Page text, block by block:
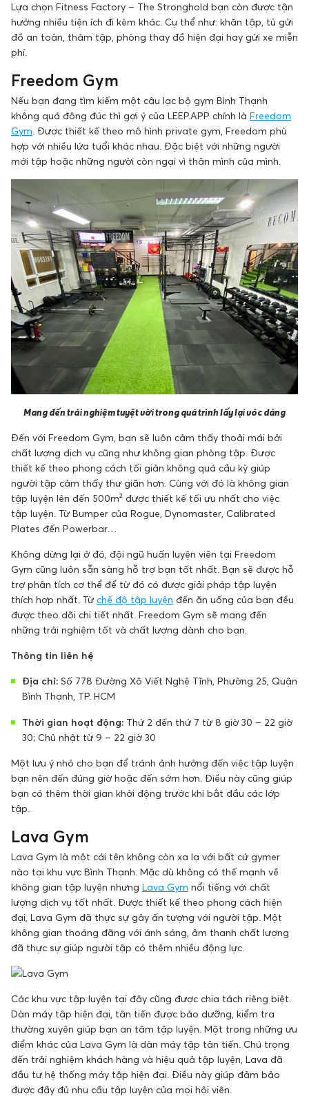
Lựa chọn Fitness Factory – The Stronghold bạn còn được tận
hưởng nhiều tiện ích đi kèm khác. Cụ thể như: khăn tập, tủ gửi
đồ an toàn, thảm tập, phòng thay đồ hiện đại hay gửi xe miễn
phí.
Freedom Gym
Nếu bạn đang tìm kiếm một câu lạc bộ gym Bình Thạnh
không quá đông đúc thì gợi ý của LEEP.APP chính là Freedom
Gym . Được thiết kế theo mô hình private gym, Freedom phù
hợp với nhiều lứa tuổi khác nhau. Đặc biệt với những người
mới tập hoặc những người còn ngại vì thân mình của mình.
Mang đến trải nghiệm tuyệt vời trong quá trình lấy lại vóc dáng
Đến với Freedom Gym, bạn sẽ luôn cảm thấy thoải mái bởi
chất lượng dịch vụ cũng như không gian phòng tập. Được
thiết kế theo phong cách tối giản không quá cầu kỳ giúp
người tập cảm thấy thư giãn hơn. Cùng với đó là không gian
tập luyện lên đến 500m² được thiết kế tối ưu nhất cho việc
tập luyện. Từ Bumper của Rogue, Dynomaster, Calibrated
Plates đến Powerbar…
Không dừng lại ở đó, đội ngũ huấn luyện viên tại Freedom
Gym cũng luôn sẵn sàng hỗ trợ bạn tốt nhất. Bạn sẽ được hỗ
trợ phân tích cơ thể để từ đó có được giải pháp tập luyện
thích hợp nhất. Từ chế độ tập luyện đến ăn uống của bạn đều
được theo dõi chi tiết nhất. Freedom Gym sẽ mang đến
những trải nghiệm tốt và chất lượng dành cho bạn.
Thông tin liên hệ
Địa chỉ: Số 778 Đường Xô Viết Nghệ Tĩnh, Phường 25, Quận
Bình Thạnh, TP. HCM
Thời gian hoạt động: Thứ 2 đến thứ 7 từ 8 giờ 30 – 22 giờ
30; Chủ nhật từ 9 – 22 giờ 30
Một lưu ý nhỏ cho bạn để tránh ảnh hưởng đến việc tập luyện
bạn nên đến đúng giờ hoặc đến sớm hơn. Điều này cũng giúp
bạn có thêm thời gian khởi động trước khi bắt đầu các lớp
tập.
Lava Gym
Lava Gym là một cái tên không còn xa lạ với bất cứ gymer
nào tại khu vực Bình Thạnh. Mặc dù không có thế mạnh về
không gian tập luyện nhưng Lava Gym nổi tiếng với chất
lượng dịch vụ tốt nhất. Được thiết kế theo phong cách hiện
đại, Lava Gym đã thực sự gây ấn tượng với người tập. Một
không gian thoáng đãng với ánh sáng, âm thanh chất lượng
đã thực sự giúp người tập có thêm nhiều động lực.
Các khu vực tập luyện tại đây cũng được chia tách riêng biệt.
Dàn máy tập hiện đại, tân tiến được bảo dưỡng, kiểm tra
thường xuyên giúp bạn an tâm tập luyện. Một trong những ưu
điểm khác của Lava Gym là dàn máy tập tân tiến. Chú trọng
đến trải nghiệm khách hàng và hiệu quả tập luyện, Lava đã
đầu tư hệ thống máy tập hiện đại. Điều này giúp đảm bảo
được đầy đủ nhu cầu tập luyện của mọi hội viên.